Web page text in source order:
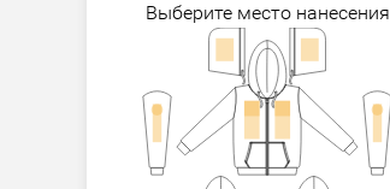
Выберите место нанесения